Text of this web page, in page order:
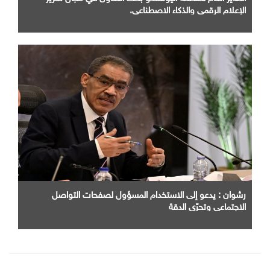
الإعلام الرقمي والذكاء الاصطناعي.
رشوان : يدعو إلى الاستخدام المسؤول لصفحات التواصل
الاجتماعي وتحرّي الدقة